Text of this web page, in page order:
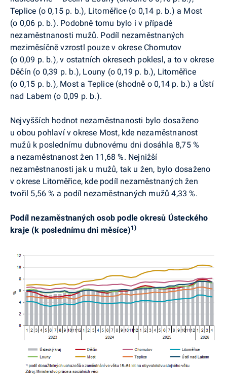
Teplice (o 0,15 p. b.), Litoměřice (o 0,14 p. b.) a Most
(o 0,06 p. b.). Podobně tomu bylo i v případě
nezaměstnanosti mužů. Podíl nezaměstnaných
meziměsíčně vzrostl pouze v okrese Chomutov
(o 0,09 p. b.), v ostatních okresech poklesl, a to v okrese
Děčín (o 0,39 p. b.), Louny (o 0,19 p. b.), Litoměřice
(o 0,15 p. b.), Most a Teplice (shodně o 0,14 p. b.) a Ústí
nad Labem (o 0,09 p. b.).
Nejvyšších hodnot nezaměstnanosti bylo dosaženo
u obou pohlaví v okrese Most, kde nezaměstnanost
mužů k poslednímu dubnovému dni dosáhla 8,75 %
a nezaměstnanost žen 11,68 %. Nejnižší
nezaměstnanosti jak u mužů, tak u žen, bylo dosaženo
v okrese Litoměřice, kde podíl nezaměstnaných žen
tvořil 5,56 % a podíl nezaměstnaných mužů 4,33 %.
Podíl nezaměstnaných osob podle okresů Ústeckého
kraje (k poslednímu dni měsíce)1)